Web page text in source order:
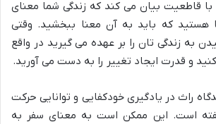
با قاطعیت بیان می کند که زندگی شما معنای
هستید که باید به آن معنا ببخشید. وقتی
به زندگی تان را بر عهده می گیرید در واقع
و قدرت ایجاد تغییر را به دست می آورید.
راث در یادگیری خودکفایی و توانایی حرکت
است. این ممکن است به معنای سفر به